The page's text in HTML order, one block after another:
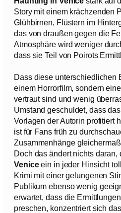
Story mit einem krächzenden
Glühbirnen, Flüstern im
das von draußen gegen die
Atmosphäre wird weniger
dass sie Teil von Poirots
Dass diese unterschiedlichen
einem Horrorfilm, sondern
vertraut sind und wenig
Umstand geschuldet, dass
Vorlagen der Autorin profitiert
ist für Fans früh zu
Zusammenhänge
Doch das ändert nichts daran,
Veniceein in jeder Hinsicht
Krimi mit einer gelungenen
Publikum ebenso wenig
erwartet, dass die
preschen, konzentriert sich